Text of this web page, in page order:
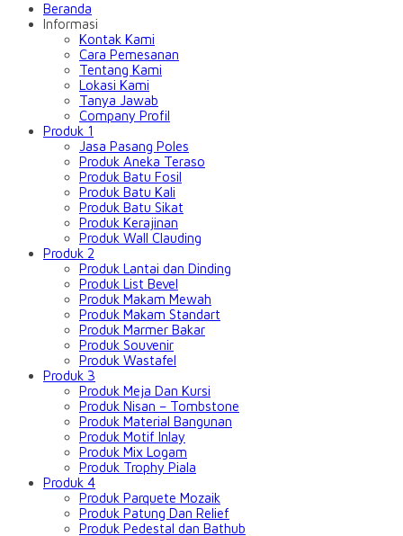
Beranda
Informasi
Kontak Kami
Cara Pemesanan
Tentang Kami
Lokasi Kami
Tanya Jawab
Company Profil
Produk 1
Jasa Pasang Poles
Produk Aneka Teraso
Produk Batu Fosil
Produk Batu Kali
Produk Batu Sikat
Produk Kerajinan
Produk Wall Clauding
Produk 2
Produk Lantai dan Dinding
Produk List Bevel
Produk Makam Mewah
Produk Makam Standart
Produk Marmer Bakar
Produk Souvenir
Produk Wastafel
Produk 3
Produk Meja Dan Kursi
Produk Nisan – Tombstone
Produk Material Bangunan
Produk Motif Inlay
Produk Mix Logam
Produk Trophy Piala
Produk 4
Produk Parquete Mozaik
Produk Patung Dan Relief
Produk Pedestal dan Bathub